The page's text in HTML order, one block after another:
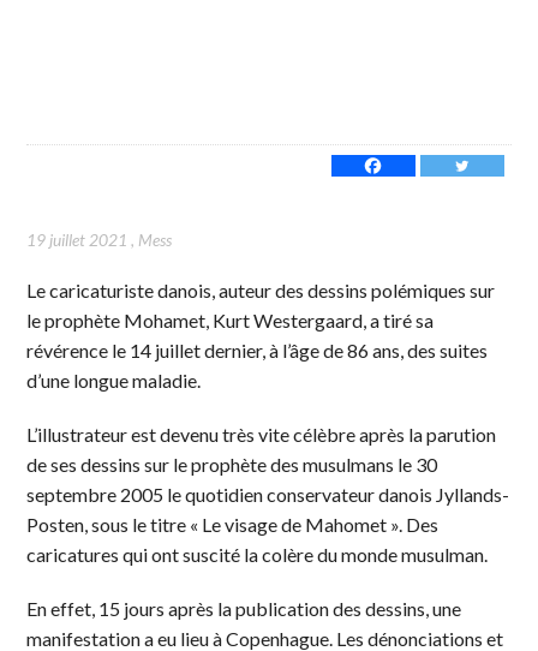
19 juillet 2021 , Mess
Le caricaturiste danois, auteur des dessins polémiques sur
le prophète Mohamet, Kurt Westergaard, a tiré sa
révérence le 14 juillet dernier, à l’âge de 86 ans, des suites
d’une longue maladie.
L’illustrateur est devenu très vite célèbre après la parution
de ses dessins sur le prophète des musulmans le 30
septembre 2005 le quotidien conservateur danois Jyllands-
Posten, sous le titre « Le visage de Mahomet ». Des
caricatures qui ont suscité la colère du monde musulman.
En effet, 15 jours après la publication des dessins, une
manifestation a eu lieu à Copenhague. Les dénonciations et